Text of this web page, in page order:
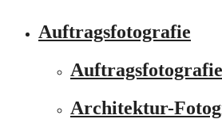
Auftragsfotografie
Auftragsfotografie
Architektur-